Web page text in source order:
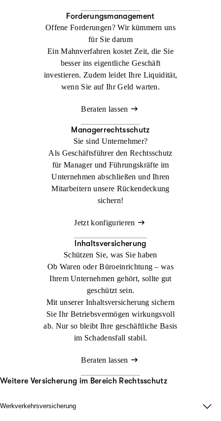
Forderungsmanagement
Offene Forderungen? Wir kümmern uns
für Sie darum
Ein Mahnverfahren kostet Zeit, die Sie
besser ins eigentliche Geschäft
investieren. Zudem leidet Ihre Liquidität,
wenn Sie auf Ihr Geld warten.
Beraten lassen
Managerrechtsschutz
Sie sind Unternehmer?
Als Geschäftsführer den Rechtsschutz
für Manager und Führungskräfte im
Unternehmen abschließen und Ihren
Mitarbeitern unsere Rückendeckung
sichern!
Jetzt konfigurieren
Inhaltsversicherung
Schützen Sie, was Sie haben
Ob Waren oder Büroeinrichtung – was
Ihrem Unternehmen gehört, sollte gut
geschützt sein.
Mit unserer Inhaltsversicherung sichern
Sie Ihr Betriebsvermögen wirkungsvoll
ab. Nur so bleibt Ihre geschäftliche Basis
im Schadensfall stabil.
Beraten lassen
Weitere Versicherung im Bereich Rechtsschutz
Werkverkehrsversicherung